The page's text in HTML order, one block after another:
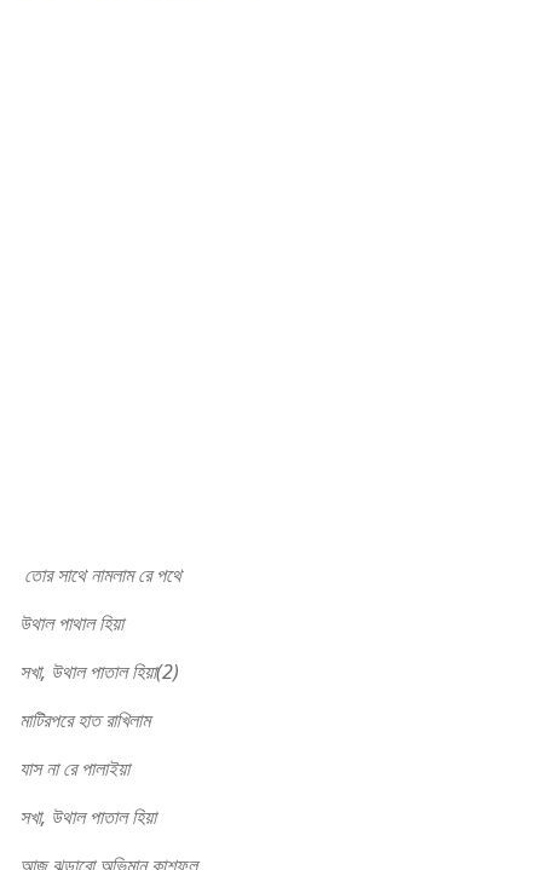
তোর সাথে নামলাম রে পথে
উথাল পাথাল হিয়া
সখা, উথাল পাতাল হিয়া(2)
মাটিরপরে হাত রাখিলাম
যাস না রে পালাইয়া
সখা, উথাল পাতাল হিয়া
আজ ঝড়াবো অভিমান কাশফুল